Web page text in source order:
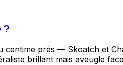
?
près — Skoatch et
brillant mais aveugle